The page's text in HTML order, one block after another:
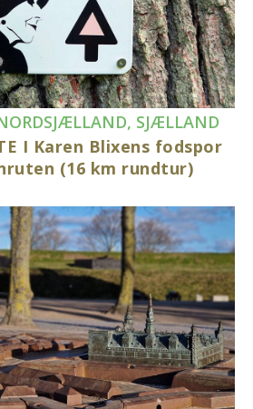
, SJÆLLAND
I Karen Blixens fodspor
(16 km rundtur)